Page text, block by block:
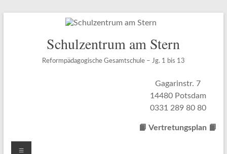
Schulzentrum am Stern
Reformpädagogische Gesamtschule – Jg. 1 bis 13
Gagarinstr. 7
14480 Potsdam
0331 289 80 80
📙 Vertretungsplan 📙
Menü